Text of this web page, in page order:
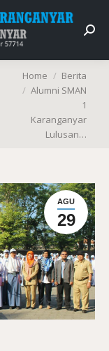
You are here:
Home
Berita
Alumni SMAN
1
Karanganyar
Lulusan…
AGU
29